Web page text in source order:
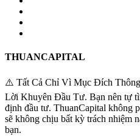
THUANCAPITAL
⚠️ Tất Cả Chỉ Vì Mục Đích
Lời Khuyên Đầu Tư. Bạn nên tự
định đầu tư. ThuanCapital không
sẽ không chịu bất kỳ trách nhiệm
bạn.